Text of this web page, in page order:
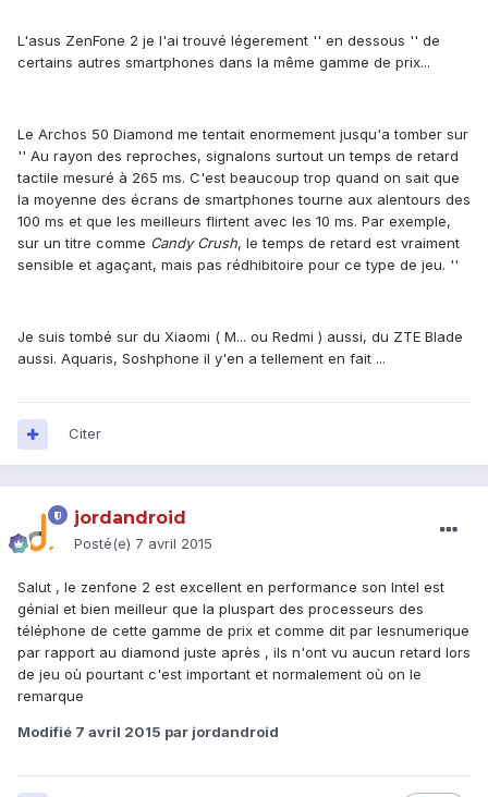
L'asus ZenFone 2 je l'ai trouvé légerement '' en dessous '' de
certains autres smartphones dans la même gamme de prix...
Le Archos 50 Diamond me tentait enormement jusqu'a tomber sur
'' Au rayon des reproches, signalons surtout un temps de retard
tactile mesuré à 265 ms. C'est beaucoup trop quand on sait que
la moyenne des écrans de smartphones tourne aux alentours des
100 ms et que les meilleurs flirtent avec les 10 ms. Par exemple,
sur un titre comme Candy Crush, le temps de retard est vraiment
sensible et agaçant, mais pas rédhibitoire pour ce type de jeu. ''
Je suis tombé sur du Xiaomi ( M... ou Redmi ) aussi, du ZTE Blade
aussi. Aquaris, Soshphone il y'en a tellement en fait ...
Citer
jordandroid
Posté(e) 7 avril 2015
Salut , le zenfone 2 est excellent en performance son Intel est
génial et bien meilleur que la pluspart des processeurs des
téléphone de cette gamme de prix et comme dit par lesnumerique
par rapport au diamond juste après , ils n'ont vu aucun retard lors
de jeu où pourtant c'est important et normalement où on le
remarque
Modifié 7 avril 2015 par jordandroid